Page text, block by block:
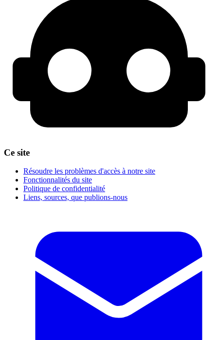
Ce site
Résoudre les problèmes d'accès à notre site
Fonctionnalités du site
Politique de confidentialité
Liens, sources, que publions-nous